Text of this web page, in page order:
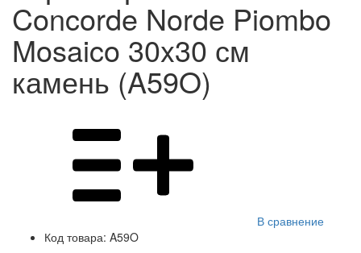
Concorde Norde Piombo
Mosaico 30x30 см
камень (A59O)
В сравнение
Код товара: A59O